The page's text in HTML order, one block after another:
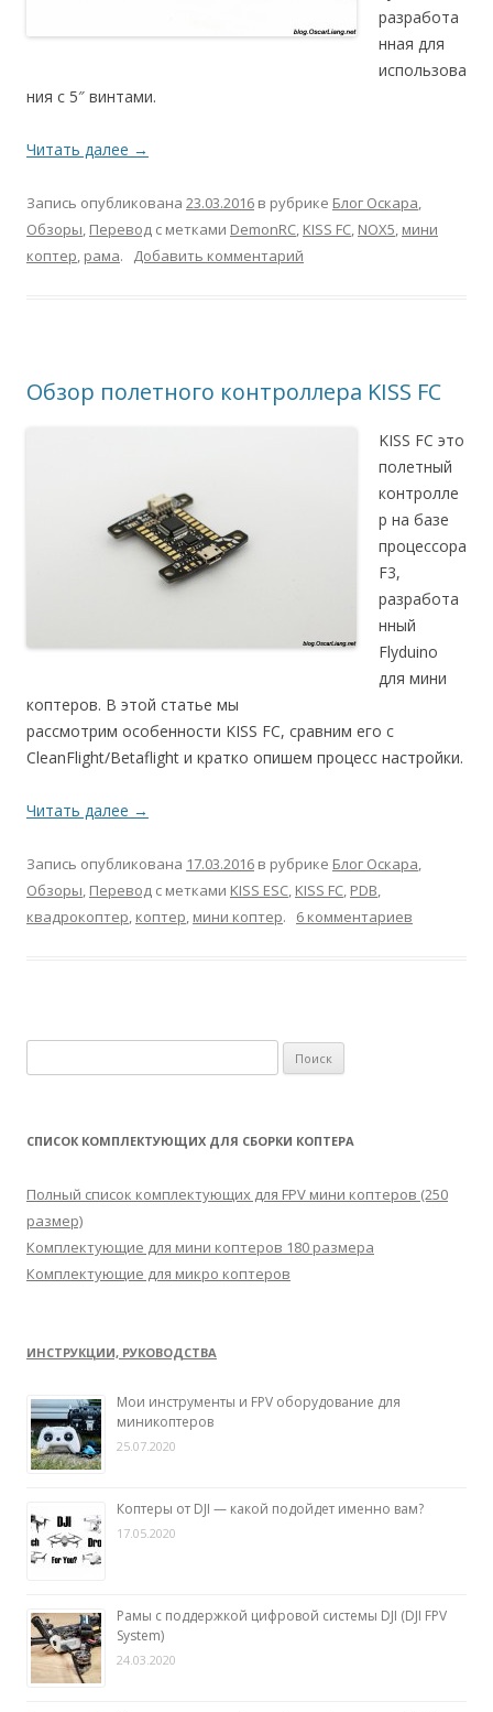
разработа
нная для
использова
ния с 5″ винтами.
Читать далее →
Запись опубликована 23.03.2016 в рубрике Блог Оскара,
Обзоры, Перевод с метками DemonRC, KISS FC, NOX5, мини
коптер, рама. Добавить комментарий
Обзор полетного контроллера KISS FC
KISS FC это
полетный
контролле
р на базе
процессора
F3,
разработа
нный
Flyduino
для мини
коптеров. В этой статье мы
рассмотрим особенности KISS FC, сравним его с
CleanFlight/Betaflight и кратко опишем процесс настройки.
Читать далее →
Запись опубликована 17.03.2016 в рубрике Блог Оскара,
Обзоры, Перевод с метками KISS ESC, KISS FC, PDB,
квадрокоптер, коптер, мини коптер. 6 комментариев
а
т
:
СПИСОК КОМПЛЕКТУЮЩИХ ДЛЯ СБОРКИ КОПТЕРА
Полный список комплектующих для FPV мини коптеров (250
размер)
Комплектующие для мини коптеров 180 размера
Комплектующие для микро коптеров
ИНСТРУКЦИИ, РУКОВОДСТВА
Мои инструменты и FPV оборудование для
миникоптеров
25.07.2020
Коптеры от DJI — какой подойдет именно вам?
17.05.2020
Рамы с поддержкой цифровой системы DJI (DJI FPV
System)
24.03.2020